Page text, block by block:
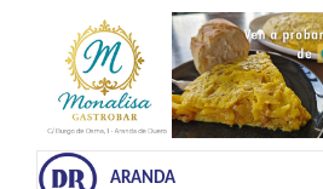
ARANDA